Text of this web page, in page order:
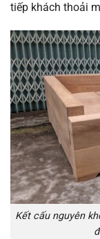
tiếp khách thoải
Kết cấu nguyên